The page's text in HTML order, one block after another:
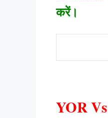
करें।
YOR